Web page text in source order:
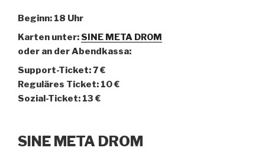
Beginn: 18 Uhr
Karten unter: SINE META DROM
oder an der Abendkassa:
Support-Ticket: 7 €
Reguläres Ticket: 10 €
Sozial-Ticket: 13 €
SINE META DROM